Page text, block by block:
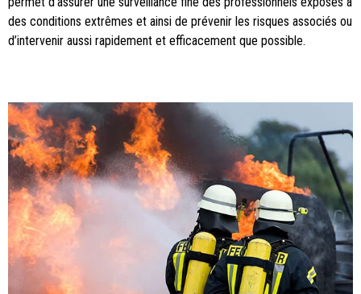
des conditions extrêmes et ainsi de prévenir les risques associés ou
d’intervenir aussi rapidement et efficacement que possible.